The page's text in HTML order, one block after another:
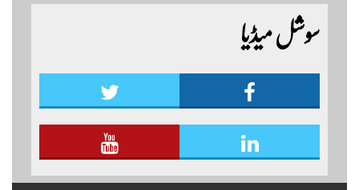
کے زیر اہتمام منعقدہ کیا جا رہا ہے۔ سجاد حسین نمائندہ شگر
مزید اپڈیٹس دیکھنے کے لئے ہمارے یوٹیوب چینل لنکسوشل میڈیا